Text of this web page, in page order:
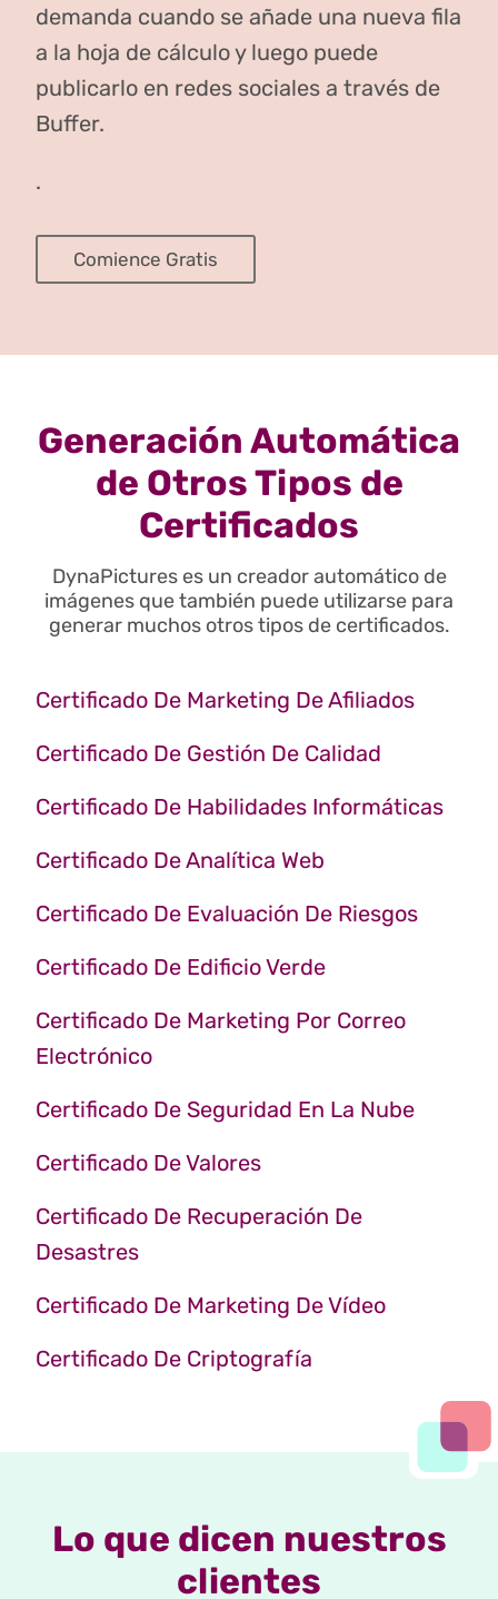
demanda cuando se añade una nueva fila
a la hoja de cálculo y luego puede
publicarlo en redes sociales a través de
Buffer.
.
Comience Gratis
Generación Automática
de Otros Tipos de
Certificados
DynaPictures es un creador automático de
imágenes que también puede utilizarse para
generar muchos otros tipos de certificados.
Certificado De Marketing De Afiliados
Certificado De Gestión De Calidad
Certificado De Habilidades Informáticas
Certificado De Analítica Web
Certificado De Evaluación De Riesgos
Certificado De Edificio Verde
Certificado De Marketing Por Correo
Electrónico
Certificado De Seguridad En La Nube
Certificado De Valores
Certificado De Recuperación De
Desastres
Certificado De Marketing De Vídeo
Certificado De Criptografía
Lo que dicen nuestros
clientes